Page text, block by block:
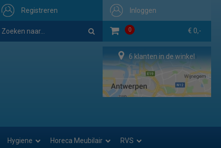
Inloggen
0 € 0,-
Registreren
6 klanten in de winkel
Hygiene Horeca Meubilair RVS